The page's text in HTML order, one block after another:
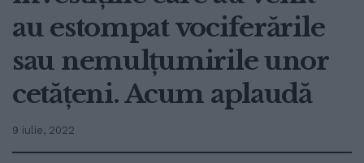
au estompat vociferările
sau nemulțumirile unor
cetățeni. Acum aplaudă
9 iulie, 2022